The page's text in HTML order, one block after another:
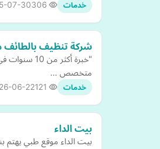
خدمات 07-30
شركة تنظيف بالطائف
"خبرة
متخصص …
خدمات 06-22
بيت الداء
بيت الداء موقع طبي يهتم